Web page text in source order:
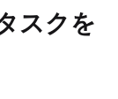
スクを